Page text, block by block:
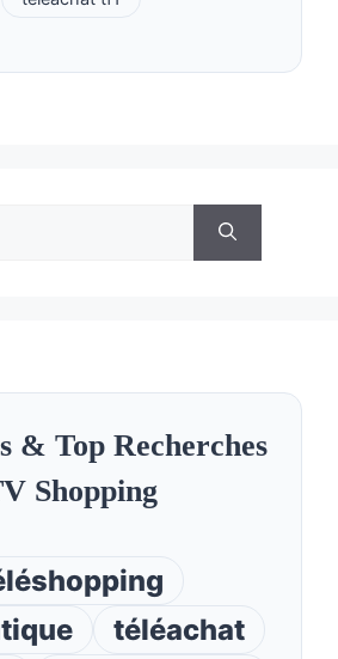
& Top Recherches
Shopping
téléachat